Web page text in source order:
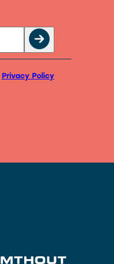
Privacy Policy